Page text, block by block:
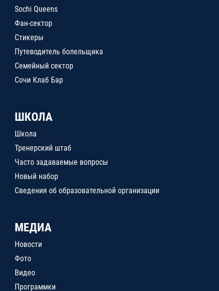
Sochi Queens
Фан-сектор
Стикеры
Путеводитель болельщика
Семейный сектор
Сочи Клаб Бар
ШКОЛА
Школа
Тренерский штаб
Часто задаваемые вопросы
Новый набор
Сведения об образовательной организации
МЕДИА
Новости
Фото
Видео
Программки